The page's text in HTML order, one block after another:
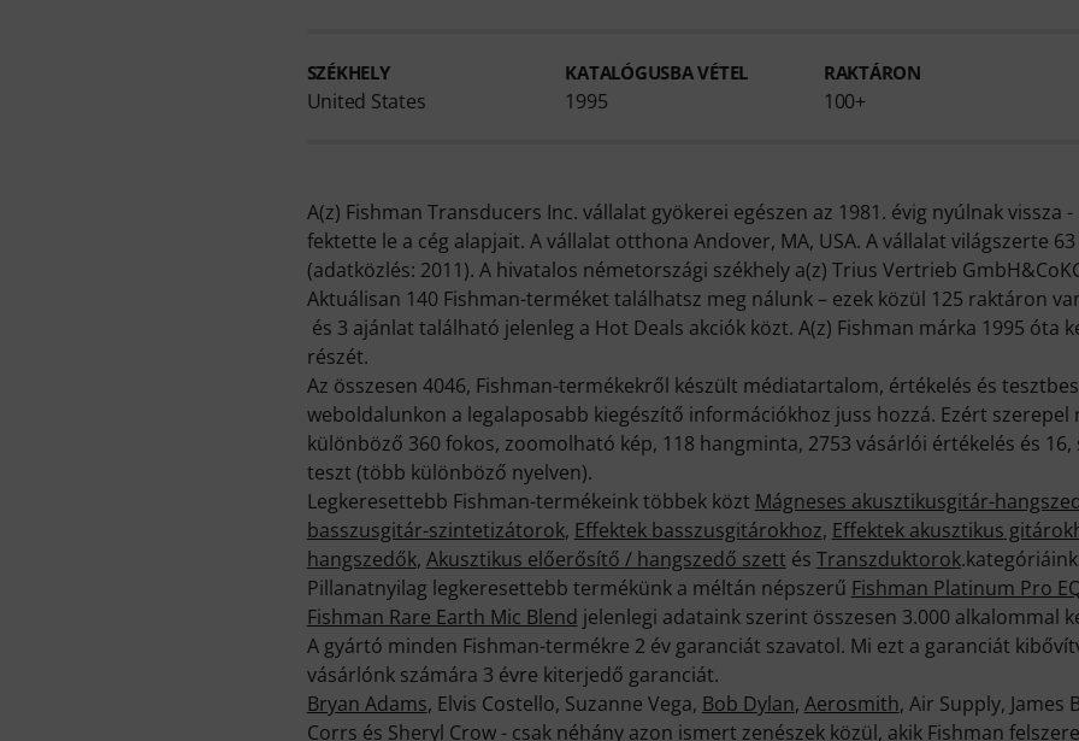
SZÉKHELY
United States
KATALÓGUSBA VÉTEL
1995
RAKTÁRON
100+
A(z) Fishman Transducers Inc. vállalat gyökerei egészen az 1981. évig nyúlnak vissza
fektette le a cég alapjait. A vállalat otthona Andover, MA, USA. A vállalat világszerte
(adatközlés: 2011). A hivatalos németországi székhely a(z) Trius Vertrieb
Aktuálisan 140 Fishman-terméket találhatsz meg nálunk – ezek közül 125 raktáron
és 3 ajánlat található jelenleg a Hot Deals akciók közt. A(z) Fishman márka 1995 óta
részét.
Az összesen 4046, Fishman-termékekről készült médiatartalom, értékelés és
weboldalunkon a legalaposabb kiegészítő információkhoz juss hozzá. Ezért szerepel
különböző 360 fokos, zoomolható kép, 118 hangminta, 2753 vásárlói értékelés és
teszt (több különböző nyelven).
Legkeresettebb Fishman-termékeink többek közt Mágneses akusztikusgitár-
basszusgitár-szintetizátorok, Effektek basszusgitárokhoz, Effektek akusztikus
hangszedők, Akusztikus előerősítő / hangszedő szett és Transzduktorok
Pillanatnyilag legkeresettebb termékünk a méltán népszerű Fishman Platinum Pro
Fishman Rare Earth Mic Blend jelenlegi adataink szerint összesen 3.000 alkalommal
A gyártó minden Fishman-termékre 2 év garanciát szavatol. Mi ezt a garanciát
vásárlónk számára 3 évre kiterjedő garanciát.
Bryan Adams, Elvis Costello, Suzanne Vega, Bob Dylan, Aerosmith, Air Supply, James
Corrs és Sheryl Crow - csak néhány azon ismert zenészek közül, akik Fishman